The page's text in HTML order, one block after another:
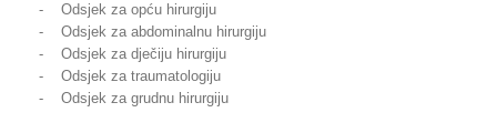
- Odsjek za opću hirurgiju
- Odsjek za abdominalnu hirurgiju
- Odsjek za dječiju hirurgiju
- Odsjek za traumatologiju
- Odsjek za grudnu hirurgiju